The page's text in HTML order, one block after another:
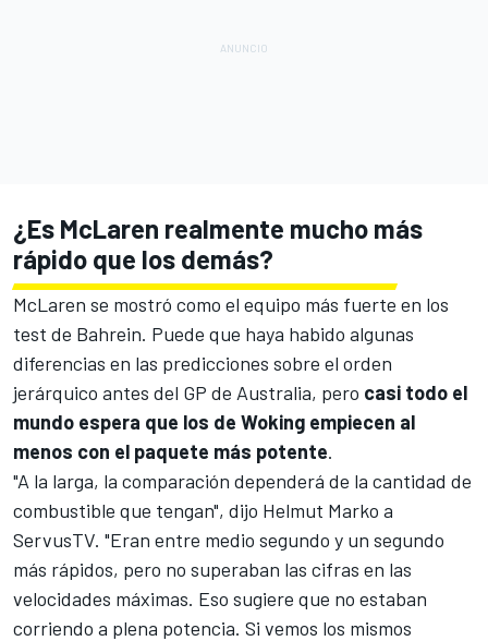
¿Es McLaren realmente mucho más
rápido que los demás?
McLaren se mostró como el equipo más fuerte en los
test de Bahrein. Puede que haya habido algunas
diferencias en las predicciones sobre el orden
jerárquico antes del GP de Australia, pero casi todo el
mundo espera que los de Woking empiecen al
menos con el paquete más potente.
"A la larga, la comparación dependerá de la cantidad de
combustible que tengan", dijo Helmut Marko a
ServusTV. "Eran entre medio segundo y un segundo
más rápidos, pero no superaban las cifras en las
velocidades máximas. Eso sugiere que no estaban
corriendo a plena potencia. Si vemos los mismos